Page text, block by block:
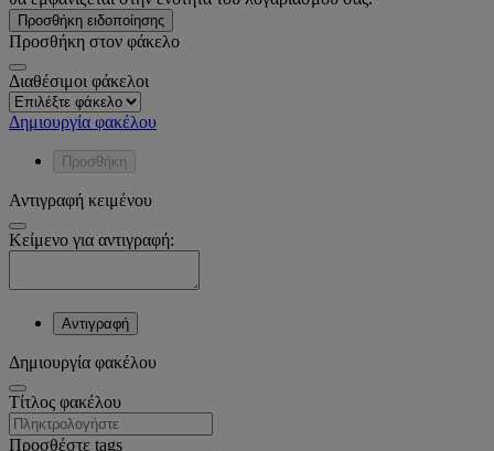
Προσθήκη ειδοποίησης
Προσθήκη στον φάκελο
Διαθέσιμοι φάκελοι
Δημιουργία φακέλου
Προσθήκη
Αντιγραφή κειμένου
Κείμενο για αντιγραφή:
Αντιγραφή
Δημιουργία φακέλου
Tίτλος φακέλου
Προσθέστε tags